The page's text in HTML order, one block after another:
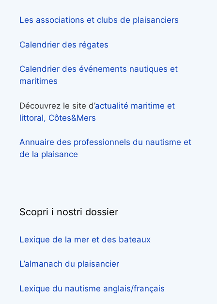
Les associations et clubs de plaisanciers
Calendrier des régates
Calendrier des événements nautiques et
maritimes
Découvrez le site d’actualité maritime et
littoral, Côtes&Mers
Annuaire des professionnels du nautisme et
de la plaisance
Scopri i nostri dossier
Lexique de la mer et des bateaux
L’almanach du plaisancier
Lexique du nautisme anglais/français